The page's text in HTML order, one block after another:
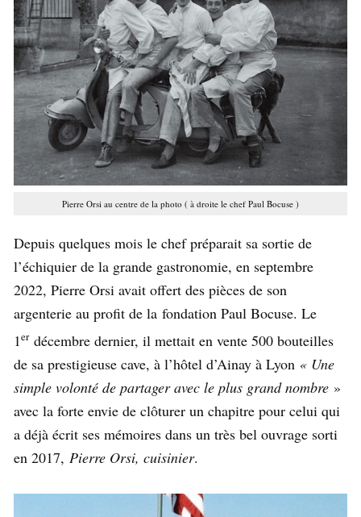
Pierre Orsi au centre de la photo ( à droite le chef Paul Bocuse )
Depuis quelques mois le chef préparait sa sortie de
l’échiquier de la grande gastronomie, en septembre
2022, Pierre Orsi avait offert des pièces de son
argenterie au profit de la fondation Paul Bocuse. Le
1erdécembre dernier, il mettait en vente 500 bouteilles
de sa prestigieuse cave, à l’hôtel d’Ainay à Lyon « Une
simple volonté de partager avec le plus grand nombre »
avec la forte envie de clôturer un chapitre pour celui qui
a déjà écrit ses mémoires dans un très bel ouvrage sorti
en 2017, Pierre Orsi, cuisinier.